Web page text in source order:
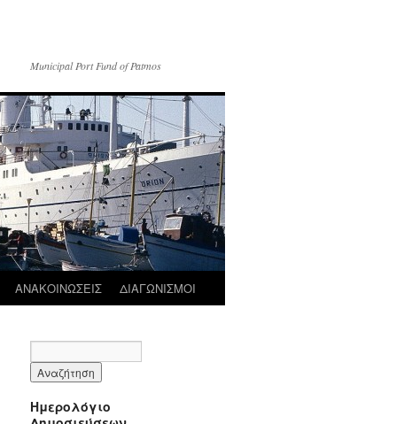
Municipal Port Fund of Patmos
ΑΝΑΚΟΙΝΩΣΕΙΣ ΔΙΑΓΩΝΙΣΜΟΙ
Ημερολόγιο